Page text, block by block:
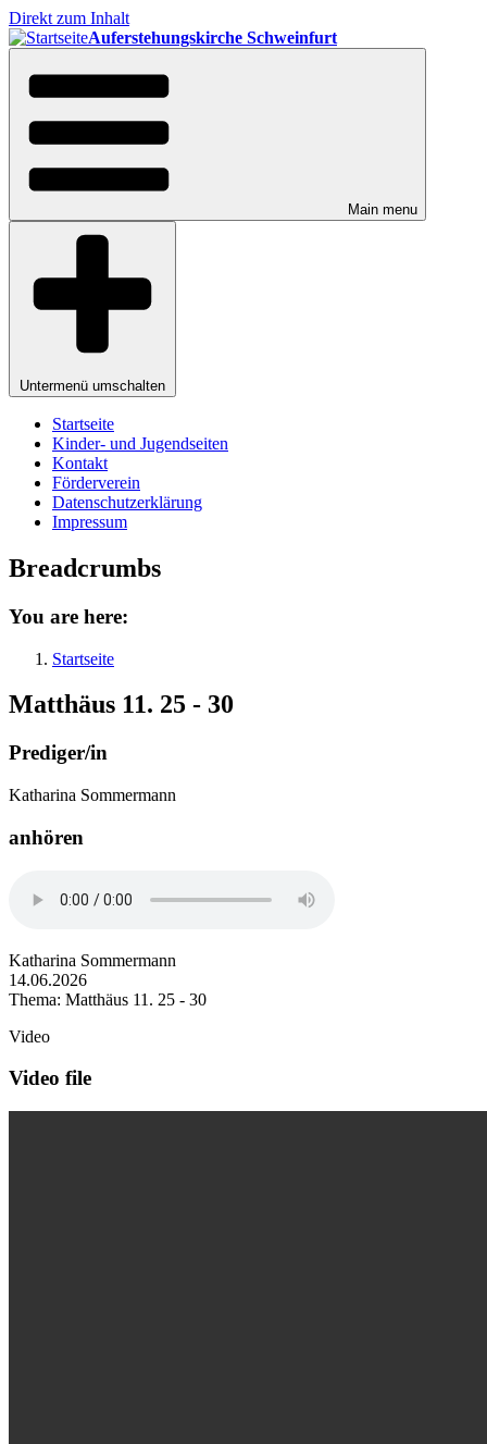
Direkt zum Inhalt
Auferstehungskirche Schweinfurt
Main menu
Untermenü umschalten
Startseite
Kinder- und Jugendseiten
Kontakt
Förderverein
Datenschutzerklärung
Impressum
Breadcrumbs
You are here:
Startseite
Matthäus 11. 25 - 30
Prediger/in
Katharina Sommermann
anhören
Katharina Sommermann
14.06.2026
Thema: Matthäus 11. 25 - 30
Video
Video file